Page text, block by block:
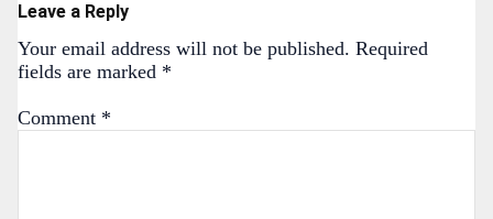
Leave a Reply
Your email address will not be published. Required
fields are marked *
Comment *